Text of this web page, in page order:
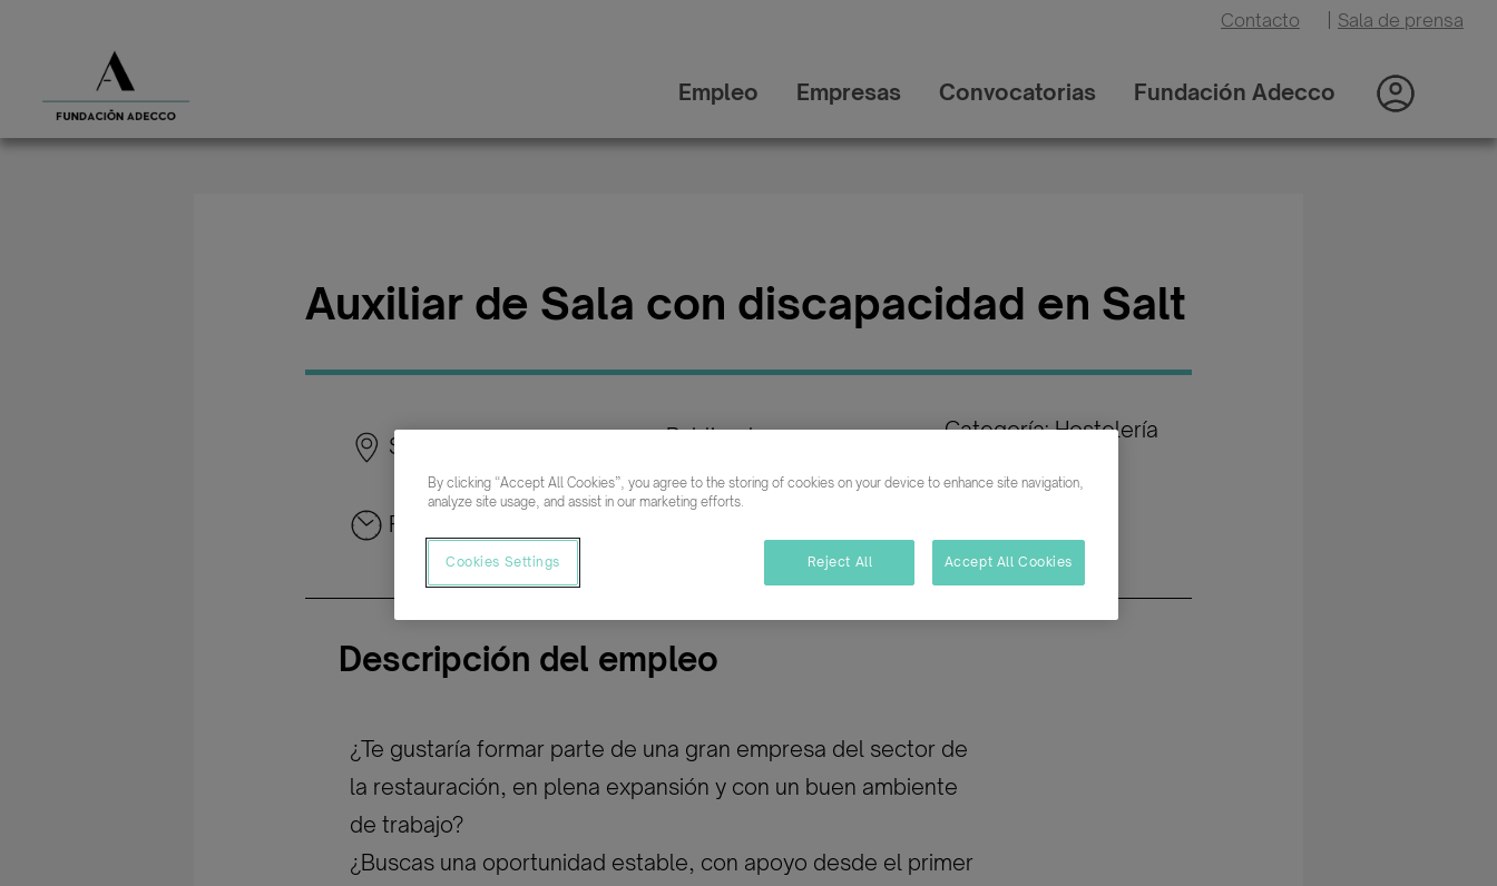
Contacto Sala de prensa
Empleo Empresas Convocatorias Fundación Adecco
Auxiliar de Sala con discapacidad en Salt
Salt Publicada: Categoría: Hostelería
Restauración
Parcial rotativo
Descripción del empleo
¿Te gustaría formar parte de una gran empresa del sector de
la restauración, en plena expansión y con un buen ambiente
de trabajo?
¿Buscas una oportunidad estable, con apoyo desde el primer
By clicking “Accept All Cookies”, you agree to the storing of cookies on your device to enhance site navigation,
analyze site usage, and assist in our marketing efforts.
Cookies Settings Reject All Accept All Cookies